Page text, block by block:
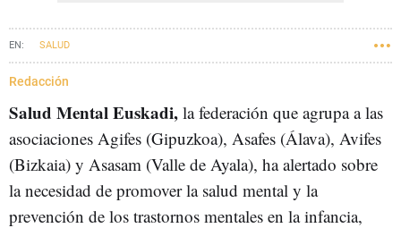
SALUD
Redacción
Salud Mental Euskadi, la federación que agrupa a las
asociaciones Agifes (Gipuzkoa), Asafes (Álava), Avifes
(Bizkaia) y Asasam (Valle de Ayala), ha alertado sobre
la necesidad de promover la salud mental y la
prevención de los trastornos mentales en la infancia,